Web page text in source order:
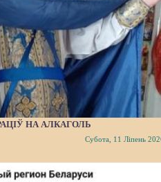
НА АЛКАГОЛЬ
Субота, 11 Ліпень